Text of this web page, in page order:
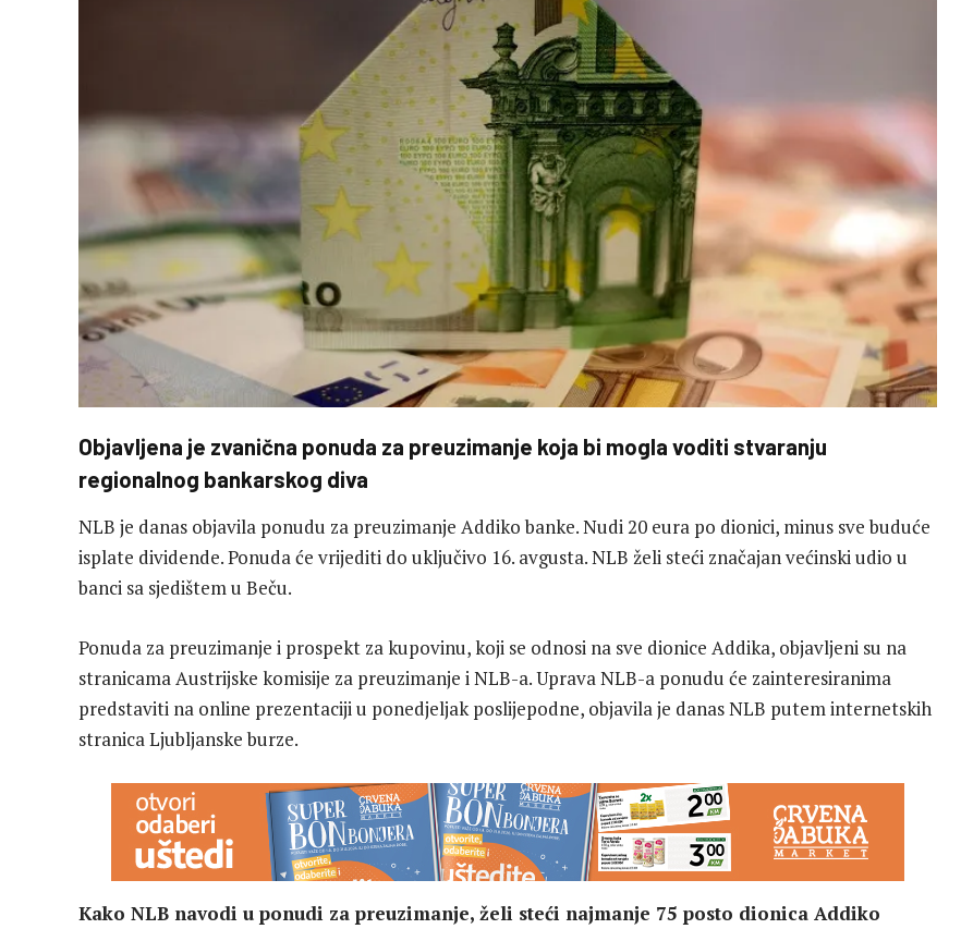
Objavljena je zvanična ponuda za preuzimanje koja bi mogla voditi stvaranju
regionalnog bankarskog diva
NLB je danas objavila ponudu za preuzimanje Addiko banke. Nudi 20 eura po dionici, minus sve buduće
isplate dividende. Ponuda će vrijediti do uključivo 16. avgusta. NLB želi steći značajan većinski udio u
banci sa sjedištem u Beču.
Ponuda za preuzimanje i prospekt za kupovinu, koji se odnosi na sve dionice Addika, objavljeni su na
stranicama Austrijske komisije za preuzimanje i NLB-a. Uprava NLB-a ponudu će zainteresiranima
predstaviti na online prezentaciji u ponedjeljak poslijepodne, objavila je danas NLB putem internetskih
stranica Ljubljanske burze.
Kako NLB navodi u ponudi za preuzimanje, želi steći najmanje 75 posto dionica Addiko